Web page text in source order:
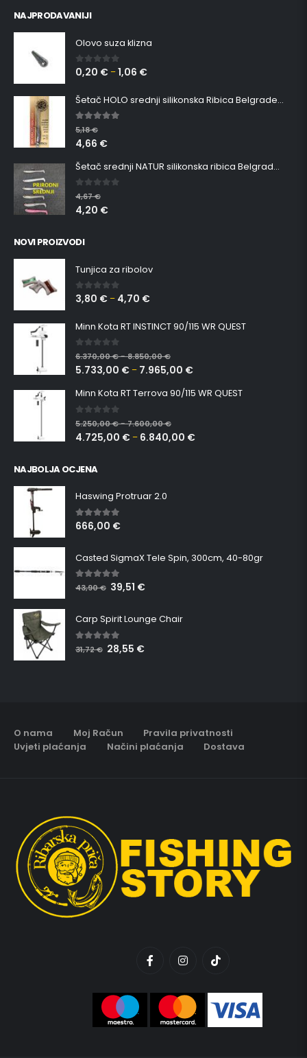
NAJPRODAVANIJI
Olovo suza klizna
0 out of 5
0,20 € –1,06 €
Šetač HOLO srednji silikonska Ribica Belgrade Walker
5.00out of 5
5,18€
4,66 €
Šetač srednji NATUR silikonska ribica Belgrade Walker
0 out of 5
4,67€
4,20 €
NOVI PROIZVODI
Tunjica za ribolov
0 out of 5
3,80 € – 4,70 €
Minn Kota RT INSTINCT 90/115 WR QUEST
0 out of 5
6.370,00€–8.850,00€
5.733,00 € – 7.965,00 €
Minn Kota RT Terrova 90/115 WR QUEST
0 out of 5
5.250,00€–7.600,00€
4.725,00 € – 6.840,00 €
NAJBOLJA OCJENA
Haswing Protruar 2.0
5.00 out of 5
666,00 €
Casted SigmaX Tele Spin, 300cm, 40-80gr
5.00out of 5
43,90€ 39,51 €
Carp Spirit Lounge Chair
5.00 out of 5
31,72€ 28,55 €
O nama Moj Račun
Pravila privatnosti
Uvjeti plaćanja
Načini plaćanja Dostava